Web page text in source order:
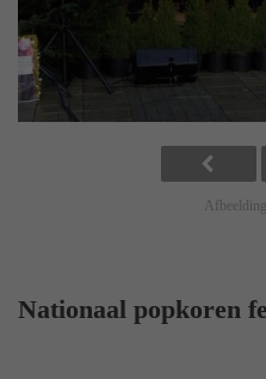
Afbeelding
Nationaal popkoren